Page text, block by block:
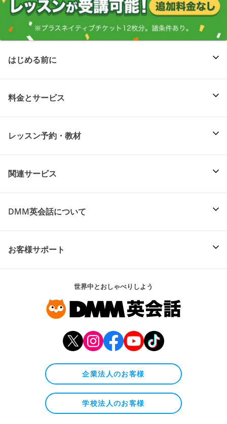
はじめる前に
料金とサービス
レッスン予約・教材
関連サービス
DMM英会話について
お客様サポート
世界中とおしゃべりしよう
企業法人のお客様
学校法人のお客様